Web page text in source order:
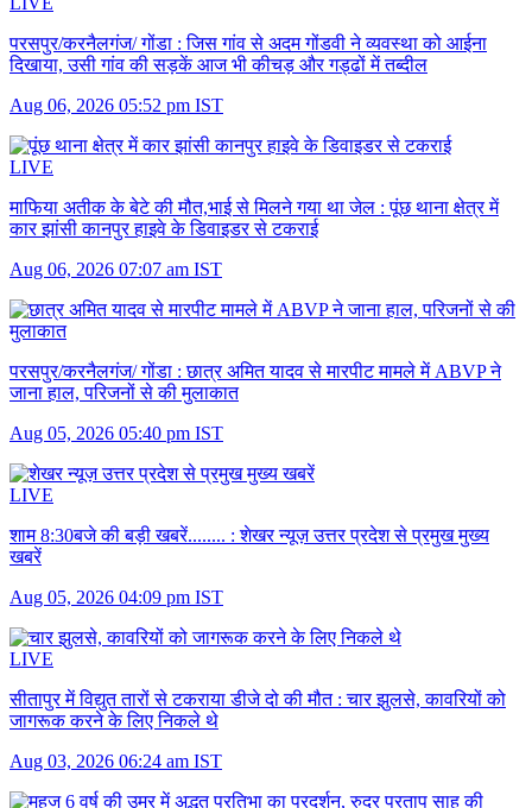
परसपुर/करनैलगंज/ गोंडा : जिस गांव से अदम गोंडवी ने व्यवस्था को आईना
दिखाया, उसी गांव की सड़कें आज भी कीचड़ और गड्ढों में तब्दील
Aug 06, 2026 05:52 pm IST
LIVE
माफिया अतीक के बेटे की मौत,भाई से मिलने गया था जेल : पूंछ थाना क्षेत्र में
कार झांसी कानपुर हाइवे के डिवाइडर से टकराई
Aug 06, 2026 07:07 am IST
परसपुर/करनैलगंज/ गोंडा : छात्र अमित यादव से मारपीट मामले में ABVP ने
जाना हाल, परिजनों से की मुलाकात
Aug 05, 2026 05:40 pm IST
LIVE
शाम 8:30बजे की बड़ी खबरें........ : शेखर न्यूज़ उत्तर प्रदेश से प्रमुख मुख्य
खबरें
Aug 05, 2026 04:09 pm IST
LIVE
सीतापुर में विद्युत तारों से टकराया डीजे दो की मौत : चार झुलसे, कावरियों को
जागरूक करने के लिए निकले थे
Aug 03, 2026 06:24 am IST